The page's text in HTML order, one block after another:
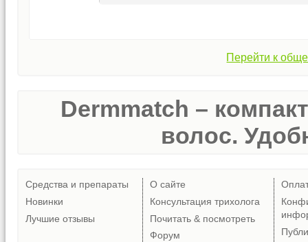
Перейти к
Dermmatch –
волос.
Средства и препараты
Новинки
Лучшие отзывы
О сайте
Консультация трихолога
Почитать & посмотреть
Форум